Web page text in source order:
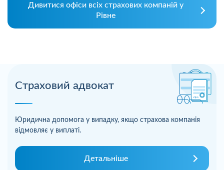
Страховий адвокат
Юридична допомога у випадку, якщо страхова компанія
відмовляє у виплаті.
Детальніше
Дивитися офіси всіх страхових компаній у
Рівне